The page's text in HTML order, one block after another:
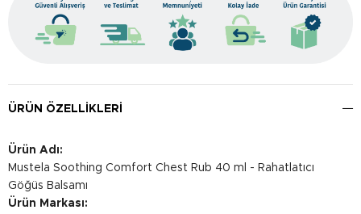
ÜRÜN ÖZELLIKLERI
Ürün Adı:
Mustela Soothing Comfort Chest Rub 40 ml - Rahatlatıcı
Göğüs Balsamı
Ürün Markası: